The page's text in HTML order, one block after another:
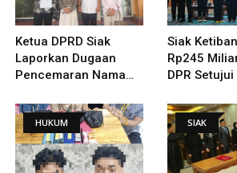
Ketua DPRD Siak
Laporkan Dugaan
Pencemaran Nama
Siak
Rp245
DPR Setujui
Pemugaran
HUKUM SIAK